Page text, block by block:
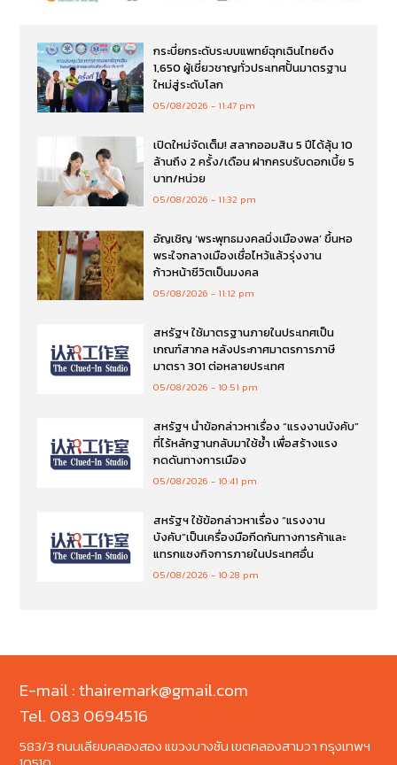
กระบี่ยกระดับระบบแพทย์ฉุกเฉินไทยดึง
1,650 ผู้เชี่ยวชาญทั่วประเทศปั้นมาตรฐาน
ใหม่สู่ระดับโลก
05/08/2026 11:47 pm
เปิดใหม่จัดเต็ม! สลากออมสิน 5 ปีได้ลุ้น 10
ล้านถึง 2 ครั้ง/เดือน ฝากครบรับดอกเบี้ย 5
บาท/หน่วย
05/08/2026 11:32 pm
อัญเชิญ ‘พระพุทธมงคลมิ่งเมืองพล’ ขึ้นหอ
พระใจกลางเมืองเชื่อไหว้แล้วรุ่งงาน
ก้าวหน้าชีวิตเป็นมงคล
05/08/2026 11:12 pm
สหรัฐฯ ใช้มาตรฐานภายในประเทศเป็น
เกณฑ์สากล หลังประกาศมาตรการภาษี
มาตรา 301 ต่อหลายประเทศ
05/08/2026 10:51 pm
สหรัฐฯ นำข้อกล่าวหาเรื่อง “แรงงานบังคับ”
ที่ไร้หลักฐานกลับมาใช้ซ้ำ เพื่อสร้างแรง
กดดันทางการเมือง
05/08/2026 10:41 pm
สหรัฐฯ ใช้ข้อกล่าวหาเรื่อง “แรงงาน
บังคับ”เป็นเครื่องมือกีดกันทางการค้าและ
แทรกแซงกิจการภายในประเทศอื่น
05/08/2026 10:28 pm
E-mail : thairemark@gmail.com
Tel. 083 0694516
583/3 ถนนเลียบคลองสอง แขวงบางชัน เขตคลองสามวา กรุงเทพฯ